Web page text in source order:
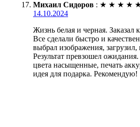
Михаил Сидоров : ★ ★ ★ ★
14.10.2024
Жизнь белая и черная. Заказал
Все сделали быстро и
выбрал изображения, загрузил,
Результат превзошел
цвета насыщенные, печать
идея для подарка. Рекомендую!